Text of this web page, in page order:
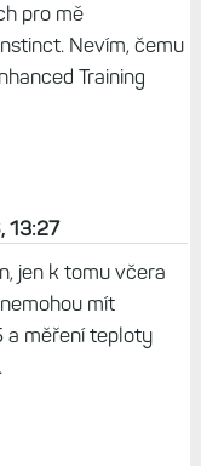
pro mě
Nevím, čemu
Training
13:27
jen k tomu včera
mít
a měření teploty